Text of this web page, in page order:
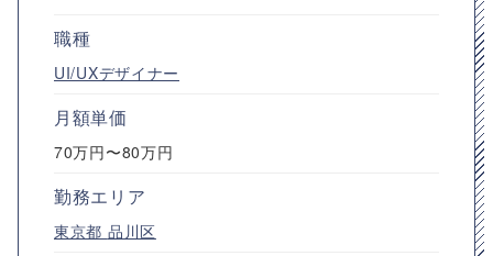
職種
UI/UXデザイナー
月額単価
70万円〜80万円
勤務エリア
東京都 品川区